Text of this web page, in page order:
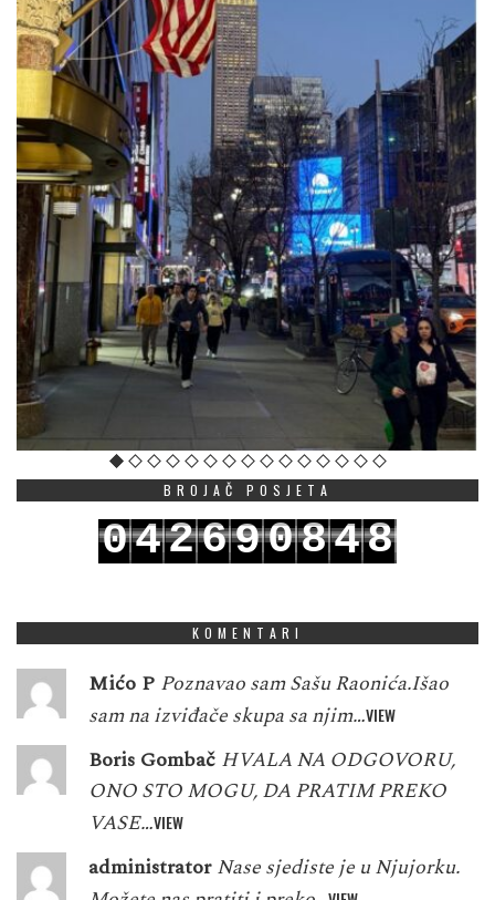
BROJAČ POSJETA
042690848
KOMENTARI
Mićo P Poznavao sam Sašu Raonića.Išao
sam na izviđače skupa sa njim…VIEW
Boris Gombač HVALA NA ODGOVORU,
ONO STO MOGU, DA PRATIM PREKO
VASE…VIEW
administrator Nase sjediste je u Njujorku.